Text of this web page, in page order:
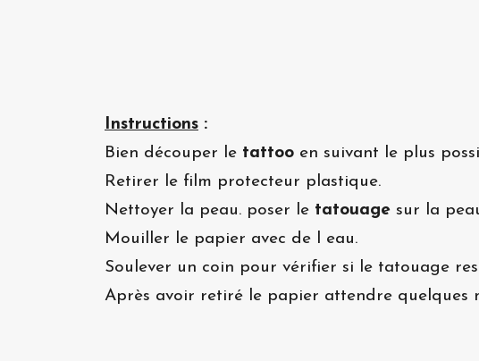
Instructions :
Bien découper le tattoo en suivant le plus
Retirer le film protecteur plastique.
Nettoyer la peau. poser le tatouage sur la
Mouiller le papier avec de l eau.
Soulever un coin pour vérifier si le tatouage
Après avoir retiré le papier attendre quelques